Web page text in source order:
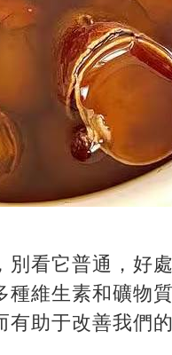
看它普通，好
種維生素和礦物
助于改善我們的